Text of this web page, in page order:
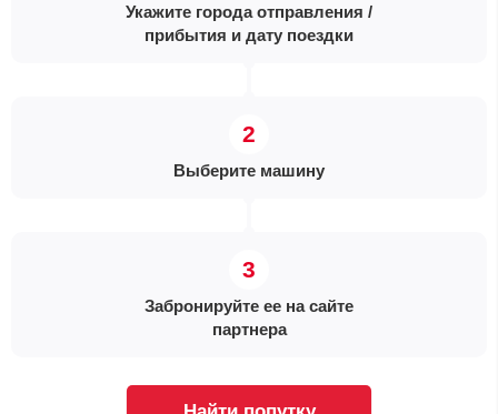
Укажите города отправления /
прибытия и дату поездки
Выберите машину
Забронируйте ее на сайте
партнера